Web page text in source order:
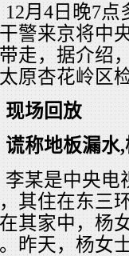
12月4日晚7
警来京将中
走，据介绍
原杏花岭区
现场回放
谎称地板漏水
李某是中央电
其住在东三
其家中，杨
昨天，杨女